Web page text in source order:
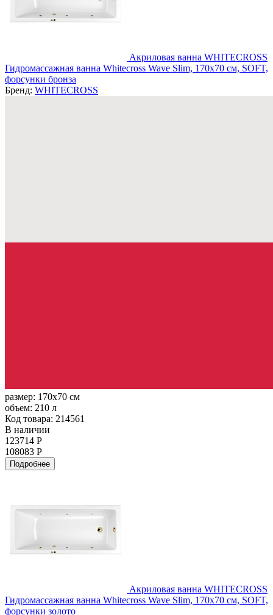
Акриловая ванна WHITECROSS
Гидромассажная ванна Whitecross Wave Slim, 170x70 см, SOFT,
форсунки бронза
Бренд: WHITECROSS
размер: 170x70 см
объем: 210 л
Код товара: 214561
В наличии
123714 Р
108083 Р
Подробнее
Акриловая ванна WHITECROSS
Гидромассажная ванна Whitecross Wave Slim, 170x70 см, SOFT,
форсунки золото